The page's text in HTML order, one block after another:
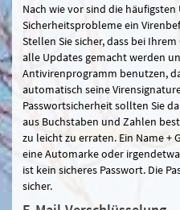
Nach wie vor sind die häufigsten
Sicherheitsprobleme ein
Stellen Sie sicher, dass bei
alle Updates gemacht werden
Antivirenprogramm benutzen,
automatisch seine
Passwortsicherheit sollten Sie
aus Buchstaben und Zahlen
zu leicht zu erraten. Ein Name
eine Automarke oder
ist kein sicheres Passwort. Die
sicher.